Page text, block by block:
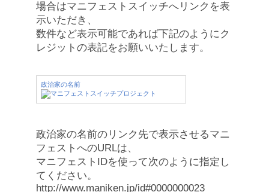
場合はマニフェストスイッチへリンクを表
示いただき、
数件など表示可能であれば下記のようにク
レジットの表記をお願いいたします。
政治家の名前
政治家の名前のリンク先で表示させるマニ
フェストへのURLは、
マニフェストIDを使って次のように指定し
てください。
http://www.maniken.jp/id#0000000023